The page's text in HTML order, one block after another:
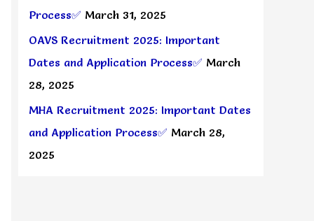
Process✅ March 31, 2025
OAVS Recruitment 2025: Important
Dates and Application Process✅ March
28, 2025
MHA Recruitment 2025: Important Dates
and Application Process✅ March 28,
2025